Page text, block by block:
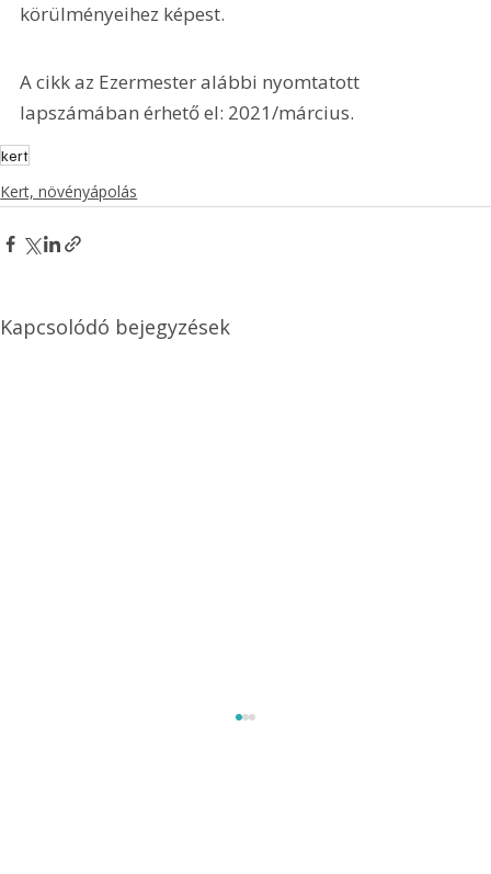
körülményeihez képest.
A cikk az Ezermester alábbi nyomtatott
lapszámában érhető el: 2021/március.
kert
Kert, növényápolás
Kapcsolódó bejegyzések